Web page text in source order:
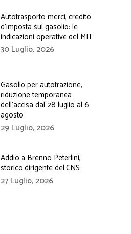
Autotrasporto merci, credito
d’imposta sul gasolio: le
indicazioni operative del MIT
30 Luglio, 2026
Gasolio per autotrazione,
riduzione temporanea
dell’accisa dal 28 luglio al 6
agosto
29 Luglio, 2026
Addio a Brenno Peterlini,
storico dirigente del CNS
27 Luglio, 2026